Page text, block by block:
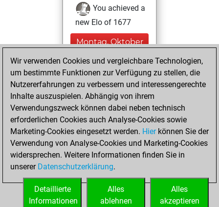
You achieved a
new Elo of 1677
Montag, Oktober
You played 6
bullet games
Play
You scored +1
=0 -5 in bullet
Mittwoch,
August 24, 2022
You created
your Fritz account
Wir verwenden Cookies und vergleichbare Technologien,
um bestimmte Funktionen zur Verfügung zu stellen, die
Nutzererfahrungen zu verbessern und interessengerechte
Inhalte auszuspielen. Abhängig von ihrem
Verwendungszweck können dabei neben technisch
erforderlichen Cookies auch Analyse-Cookies sowie
Marketing-Cookies eingesetzt werden. Hierkönnen Sie der
Verwendung von Analyse-Cookies und Marketing-Cookies
widersprechen. Weitere Informationen finden Sie in
unserer Datenschutzerklärung.
Alles
akzeptieren
Alles
ablehnen
Detaillierte
Informationen